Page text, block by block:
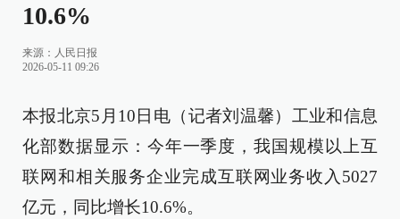
10.6%
来源： 人民日报
2026-05-11 09:26
本报北京5月10日电（记者刘温馨）工业和信息
化部数据显示：今年一季度，我国规模以上互
联网和相关服务企业完成互联网业务收入5027
亿元，同比增长10.6%。